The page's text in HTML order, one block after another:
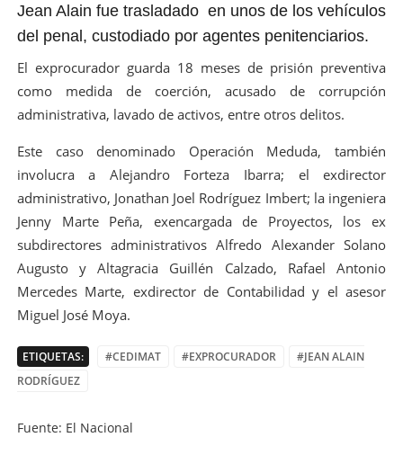
Jean Alain fue trasladado en unos de los vehículos
del penal, custodiado por agentes penitenciarios.
El exprocurador guarda 18 meses de prisión preventiva
como medida de coerción, acusado de corrupción
administrativa, lavado de activos, entre otros delitos.
Este caso denominado Operación Meduda, también
involucra a Alejandro Forteza Ibarra; el exdirector
administrativo, Jonathan Joel Rodríguez Imbert; la ingeniera
Jenny Marte Peña, exencargada de Proyectos, los ex
subdirectores administrativos Alfredo Alexander Solano
Augusto y Altagracia Guillén Calzado, Rafael Antonio
Mercedes Marte, exdirector de Contabilidad y el asesor
Miguel José Moya.
ETIQUETAS: #CEDIMAT #EXPROCURADOR
#JEAN ALAIN
RODRÍGUEZ
Fuente: El Nacional